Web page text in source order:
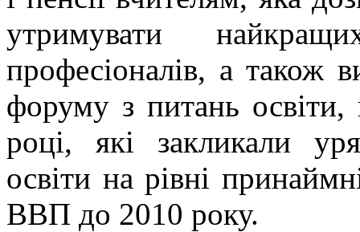
утримувати
професіоналів, а також
форуму з питань
році, які закликали
освіти на рівні
ВВП до 2010 року.